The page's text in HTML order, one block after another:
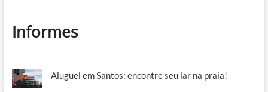
Informes
Aluguel em Santos: encontre seu lar na praia!